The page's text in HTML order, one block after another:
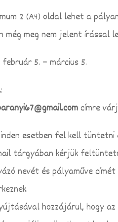
2 (A4) oldal lehet a
még meg nem jelent írással
február 5. – március 5.
:
címre
esetben fel kell
tárgyában kérjük
nevét és pályaműve
hozzájárul, hogy az